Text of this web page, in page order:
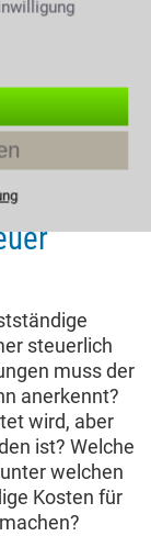
steuerlich
muss der
anerkennt?
wird, aber
ist? Welche
welchen
Kosten für